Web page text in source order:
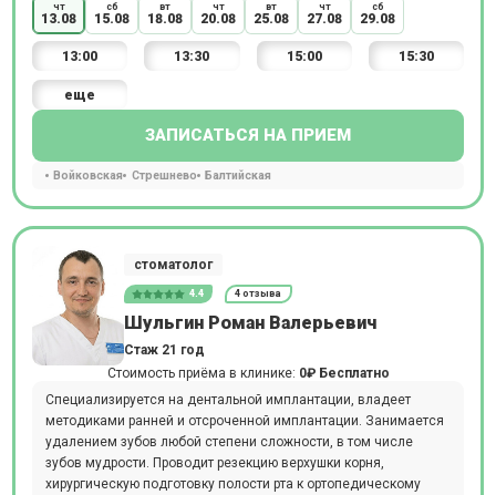
чт
13.08
сб
15.08
вт
18.08
чт
20.08
вт
25.08
чт
27.08
сб
29.08
13:00 13:30 15:00 15:30
еще
ЗАПИСАТЬСЯ НА ПРИЕМ
Войковская Стрешнево Балтийская
стоматолог
4.4 4 отзыва
Шульгин Роман Валерьевич
Стаж 21 год
Стоимость приёма в клинике: 0₽ Бесплатно
Специализируется на дентальной имплантации, владеет
методиками ранней и отсроченной имплантации. Занимается
удалением зубов любой степени сложности, в том числе
зубов мудрости. Проводит резекцию верхушки корня,
хирургическую подготовку полости рта к ортопедическому